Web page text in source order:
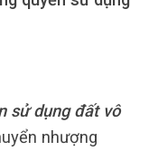
sử dụng đất vô
nhượng